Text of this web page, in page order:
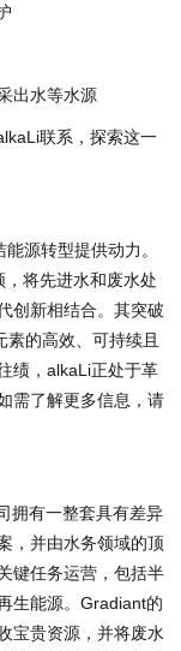
出水等水源
联系 ，探索这一
源转型提供动力。
将先进水和废水处
创新相结合。其突破
的高效、可持续且
绩，alkaLi正处于革
需了解更多信息，请
拥有一整套具有差异
，并由水务领域的顶
键任务运营，包括半
生能源。Gradiant的
宝贵资源，并将废水